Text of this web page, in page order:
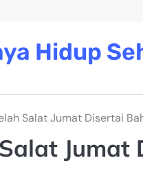
Hidup
Salat Jumat Disertai